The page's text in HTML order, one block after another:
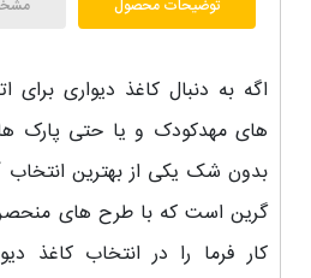
توضیحات محصول
اگه به دنبال کاغذ دیواری برای
های مهدکودک و یا حتی پارک
بدون شک یکی از بهترین انتخاب
گرین است که با طرح های
کار فرما را در انتخاب کاغذ